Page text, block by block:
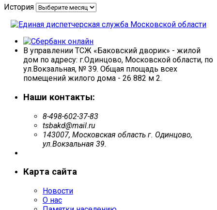
История
В управлении ТСЖ «Баковский дворик» - жилой
дом по адресу: г.Одинцово, Московской области, по
ул.Вокзальная, № 39. Общая площадь всех
помещений жилого дома - 26 882 м 2.
Наши контакты:
8-498-602-37-83
tsbakd@mail.ru
143007, Московская область г. Одинцово,
ул.Вокзальная 39.
Карта сайта
Новости
О нас